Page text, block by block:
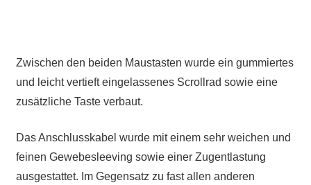
Zwischen den beiden Maustasten wurde ein gummiertes
und leicht vertieft eingelassenes Scrollrad sowie eine
zusätzliche Taste verbaut.
Das Anschlusskabel wurde mit einem sehr weichen und
feinen Gewebesleeving sowie einer Zugentlastung
ausgestattet. Im Gegensatz zu fast allen anderen